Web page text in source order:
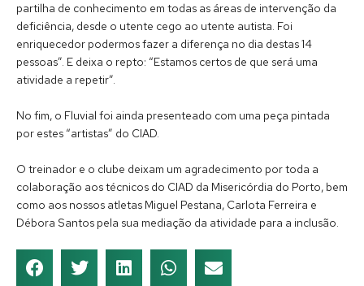
partilha de conhecimento em todas as áreas de intervenção da
deficiência, desde o utente cego ao utente autista. Foi
enriquecedor podermos fazer a diferença no dia destas 14
pessoas”. E deixa o repto: “Estamos certos de que será uma
atividade a repetir”.
No fim, o Fluvial foi ainda presenteado com uma peça pintada
por estes “artistas” do CIAD.
O treinador e o clube deixam um agradecimento por toda a
colaboração aos técnicos do CIAD da Misericórdia do Porto, bem
como aos nossos atletas Miguel Pestana, Carlota Ferreira e
Débora Santos pela sua mediação da atividade para a inclusão.